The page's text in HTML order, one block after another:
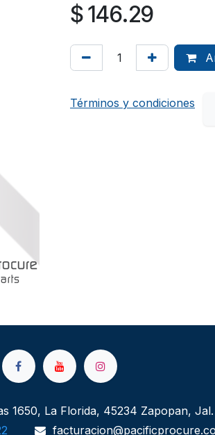
$146.29
Términos y condiciones
1650, La Florida, 45234 Zapopan, Jal.